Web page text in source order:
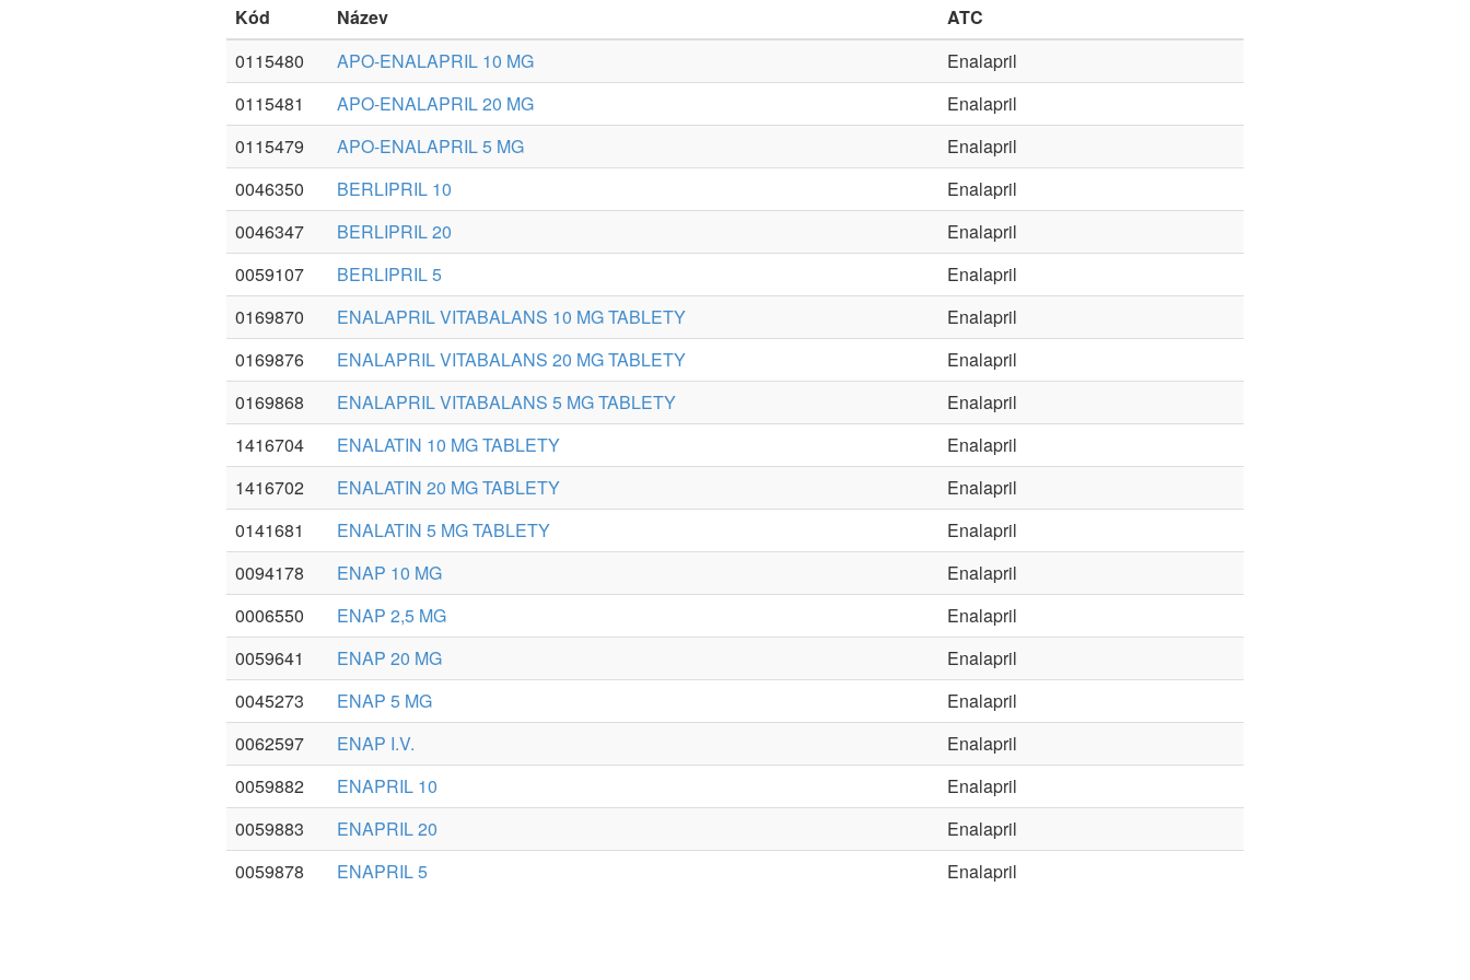
Kód Název
ATC
0115480
APO-ENALAPRIL 10 MG
Enalapril
0115481
APO-ENALAPRIL 20 MG
Enalapril
0115479
APO-ENALAPRIL 5 MG
Enalapril
0046350
BERLIPRIL 10
Enalapril
0046347
BERLIPRIL 20
Enalapril
0059107
BERLIPRIL 5
Enalapril
0169870
ENALAPRIL VITABALANS 10 MG TABLETY
Enalapril
0169876
ENALAPRIL VITABALANS 20 MG TABLETY
Enalapril
0169868
ENALAPRIL VITABALANS 5 MG TABLETY
Enalapril
1416704
ENALATIN 10 MG TABLETY
Enalapril
1416702
ENALATIN 20 MG TABLETY
Enalapril
0141681
ENALATIN 5 MG TABLETY
Enalapril
0094178
ENAP 10 MG
Enalapril
0006550
ENAP 2,5 MG
Enalapril
0059641
ENAP 20 MG
Enalapril
0045273
ENAP 5 MG
Enalapril
0062597
ENAP I.V.
Enalapril
0059882
ENAPRIL 10
Enalapril
0059883
ENAPRIL 20
Enalapril
0059878
ENAPRIL 5 Enalapril